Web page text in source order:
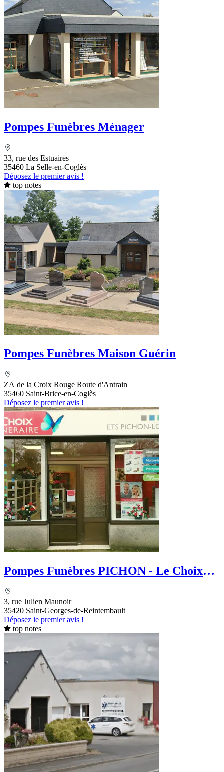
Pompes Funèbres Ménager
33, rue des Estuaires
35460 La Selle-en-Coglès
Déposez le premier avis !
top notes
Pompes Funèbres Maison Guérin
ZA de la Croix Rouge Route d'Antrain
35460 Saint-Brice-en-Coglès
Déposez le premier avis !
Pompes Funèbres PICHON - Le Choix
3, rue Julien Maunoir
35420 Saint-Georges-de-Reintembault
Déposez le premier avis !
top notes